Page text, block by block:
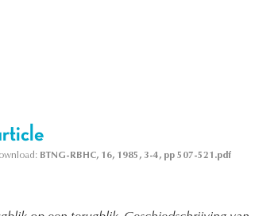
BTNG-RBHC, 16, 1985, 3-4, pp 507-521.pdf